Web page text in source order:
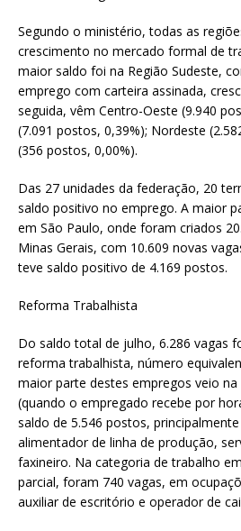
Segundo o ministério, todas as
crescimento no mercado formal de
maior saldo foi na Região Sudeste,
emprego com carteira assinada,
seguida, vêm Centro-Oeste (9.940
(7.091 postos, 0,39%); Nordeste
(356 postos, 0,00%).
Das 27 unidades da federação, 20
saldo positivo no emprego. A maior
em São Paulo, onde foram criados
Minas Gerais, com 10.609 novas
teve saldo positivo de 4.169 postos.
Reforma Trabalhista
Do saldo total de julho, 6.286 vagas
reforma trabalhista, número
maior parte destes empregos veio
(quando o empregado recebe por
saldo de 5.546 postos,
alimentador de linha de produção,
faxineiro. Na categoria de trabalho
parcial, foram 740 vagas, em
auxiliar de escritório e operador de